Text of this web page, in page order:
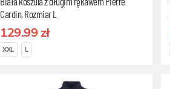
Cardin, Rozmiar L
129.99 zł
XXL L